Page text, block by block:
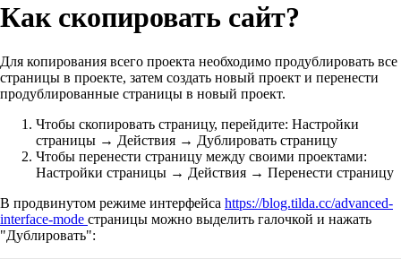
Как скопировать сайт?
Для копирования всего проекта необходимо продублировать все
страницы в проекте, затем создать новый проект и перенести
продублированные страницы в новый проект.
Чтобы скопировать страницу, перейдите: Настройки
страницы → Действия → Дублировать страницу
Чтобы перенести страницу между своими проектами:
Настройки страницы → Действия → Перенести страницу
В продвинутом режиме интерфейса https://blog.tilda.cc/advanced-
interface-mode страницы можно выделить галочкой и нажать
"Дублировать":